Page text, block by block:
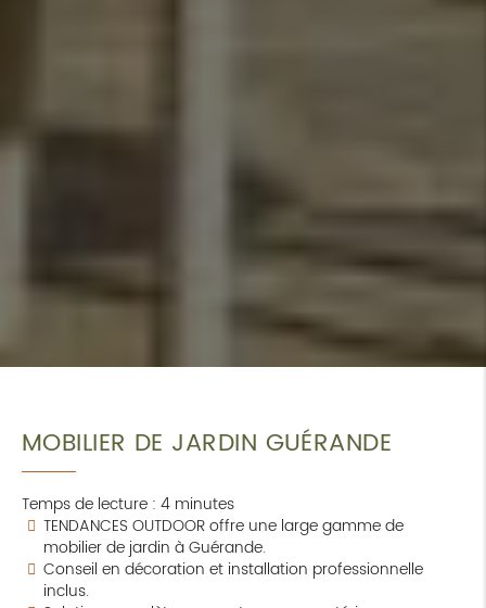
MOBILIER DE JARDIN GUÉRANDE
Temps de lecture : 4 minutes
TENDANCES OUTDOOR offre une large gamme de
mobilier de jardin à Guérande.
Conseil en décoration et installation professionnelle
inclus.